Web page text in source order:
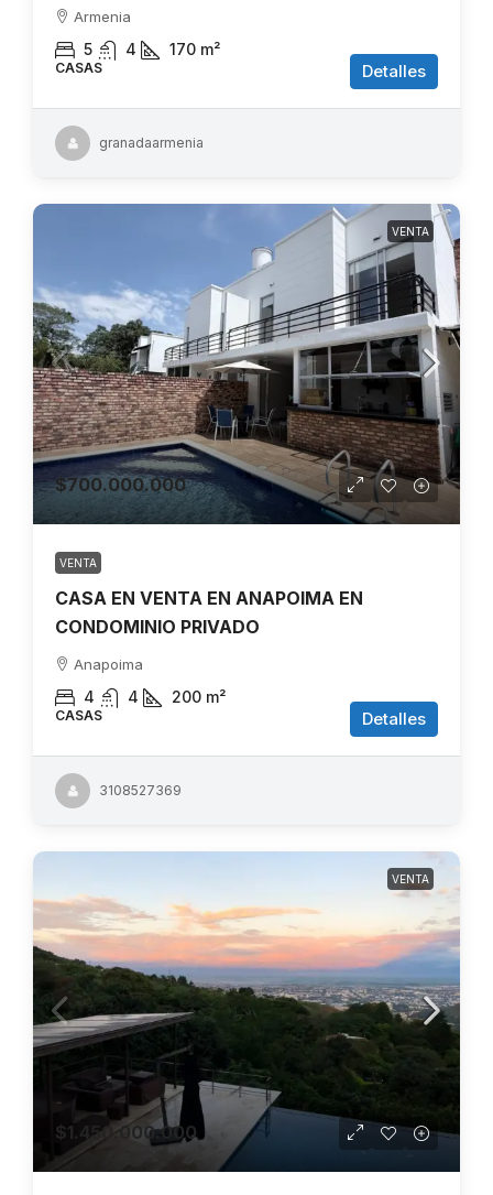
Armenia
5 4 170 m²
CASAS Detalles
granadaarmenia
VENTA
$700.000.000
VENTA
CASA EN VENTA EN ANAPOIMA EN
CONDOMINIO PRIVADO
Anapoima
4 4 200 m²
CASAS Detalles
3108527369
VENTA
$1.450.000.000